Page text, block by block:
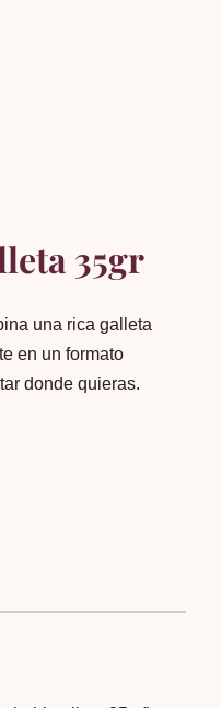
35gr
una rica galleta
en un formato
donde quieras.